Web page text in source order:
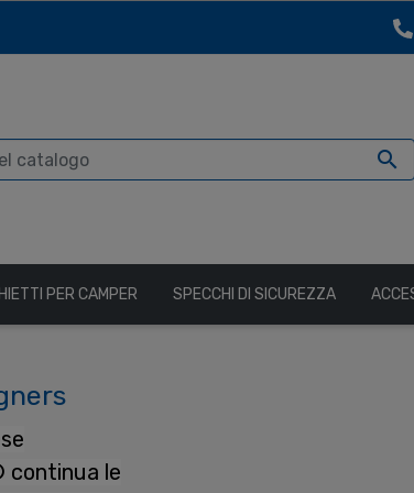

PER CAMPER SPECCHI DI SICUREZZA
continua le